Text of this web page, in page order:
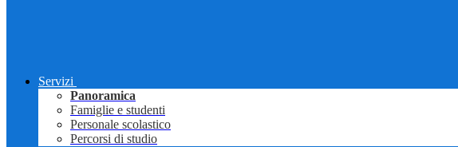
Servizi
Panoramica
Famiglie e studenti
Personale scolastico
Percorsi di studio